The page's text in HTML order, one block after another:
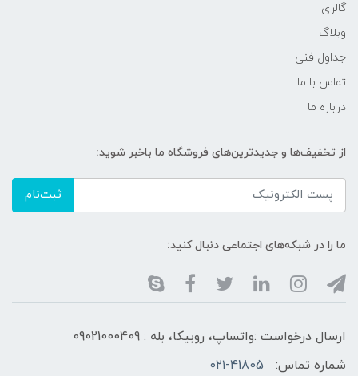
گالری
وبلاگ
جداول فنی
تماس با ما
درباره ما
از تخفیف‌ها و جدیدترین‌های فروشگاه ما باخبر شوید:
ثبت‌نام
ما را در شبکه‌های اجتماعی دنبال کنید:
ارسال درخواست :واتساپ، روبیکا، بله : 09021000409
شماره تماس:
۰۲۱-41805